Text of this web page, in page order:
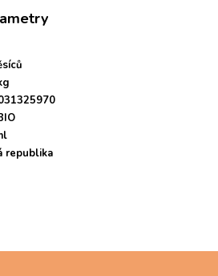
republika